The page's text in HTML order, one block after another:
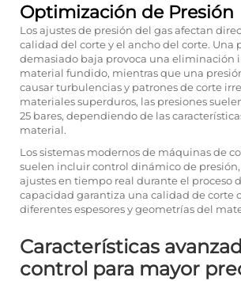
Optimización de Presión
Los ajustes de presión del gas afectan
calidad del corte y el ancho del corte. Una
demasiado baja provoca una eliminación
material fundido, mientras que una
causar turbulencias y patrones de corte
materiales superduros, las presiones
25 bares, dependiendo de las
material.
Los sistemas modernos de máquinas de
suelen incluir control dinámico de
ajustes en tiempo real durante el proceso
capacidad garantiza una calidad de corte
diferentes espesores y geometrías del
Características
control para mayor